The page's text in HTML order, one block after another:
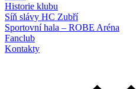
Historie klubu
Síň slávy HC Zubří
Sportovní hala – ROBE Aréna
Fanclub
Kontakty